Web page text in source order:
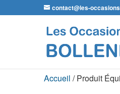
contact@les-
Accueil / Produit